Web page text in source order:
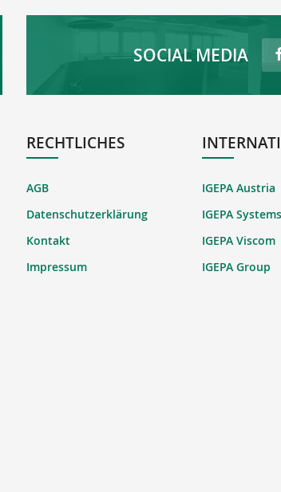
SOCIAL MEDIA
RECHTLICHES
AGB
Datenschutzerklärung
Kontakt
Impressum
IGEPA Austria
IGEPA Systems
IGEPA Viscom
IGEPA Group